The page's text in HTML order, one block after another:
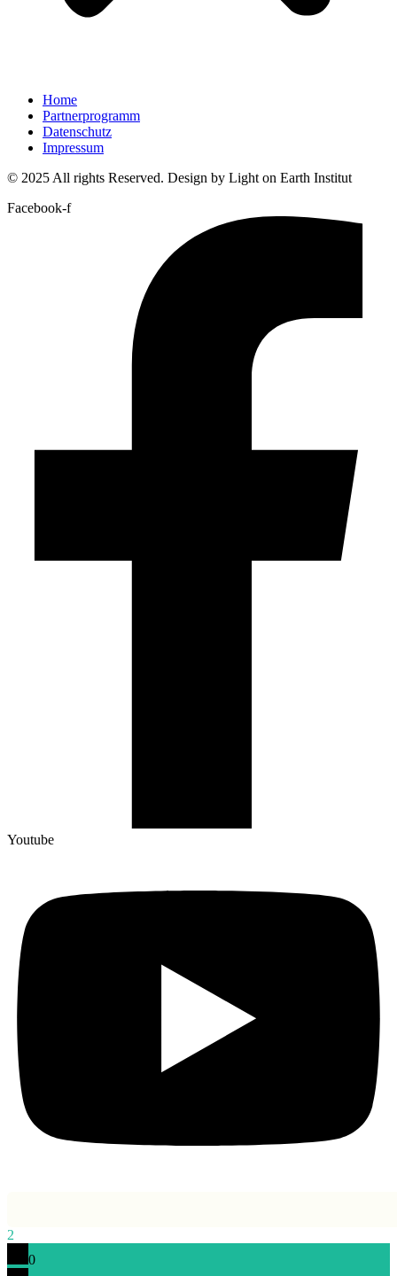
Home
Partnerprogramm
Datenschutz
Impressum
© 2025 All rights Reserved. Design by Light on Earth Institut
Facebook-f
Youtube
2
0